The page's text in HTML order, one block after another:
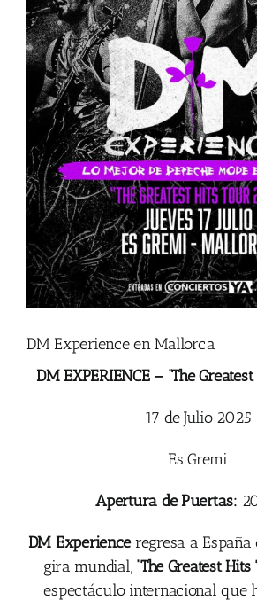
DM Experience en Mallorca
DM EXPERIENCE – “The
17 de Julio 2025
Es Gremi
Apertura de Puertas:
DM Experienceregresa a España
gira mundial, “The Greatest
espectáculo internacional que